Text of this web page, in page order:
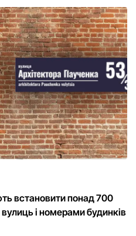
встановити понад 700
і номерами будинків